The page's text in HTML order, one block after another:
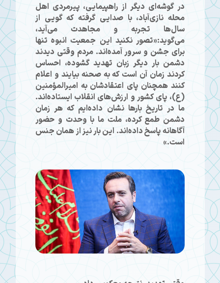
در گوشه‌ای دیگر از راهپیمایی، پیرمردی اهل
محله نازی‌آباد، با صدایی گرفته که گویی از
سال‌ها تجربه و مجاهدت می‌آید،
می‌گوید:«تصور نکنید این جمعیت انبوه تنها
برای جشن و سرور آمده‌اند. مردم وقتی دیدند
دشمن بار دیگر زبان تهدید گشوده، احساس
کردند زمان آن است که به صحنه بیایند و اعلام
کنند همچنان پای اعتقادشان به امیرالمؤمنین
(ع)، پای کشور و ارزش‌های انقلاب ایستاده‌اند.
ما در تاریخ بارها نشان داده‌ایم که هر زمان
دشمن طمع کرده، ملت ما با وحدت و حضور
آگاهانه پاسخ داده‌اند. این بار نیز از همان جنس
است.»